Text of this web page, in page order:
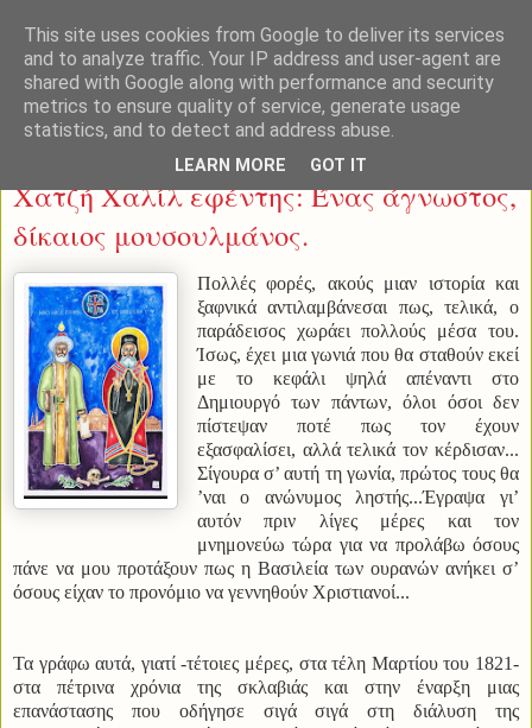
Τετάρτη 31 Μαρτίου 2021
Χατζή Χαλίλ εφέντης: Ένας άγνωστος,
δίκαιος μουσουλμάνος.
Πολλές φορές, ακούς μιαν ιστορία και
ξαφνικά αντιλαμβάνεσαι πως, τελικά, ο
παράδεισος χωράει πολλούς μέσα του.
Ίσως, έχει μια γωνιά που θα σταθούν εκεί
με το κεφάλι ψηλά απέναντι στο
Δημιουργό των πάντων, όλοι όσοι δεν
πίστεψαν ποτέ πως τον έχουν
εξασφαλίσει, αλλά τελικά τον κέρδισαν...
Σίγουρα σ’ αυτή τη γωνία, πρώτος τους θα
’ναι ο ανώνυμος ληστής...Έγραψα γι’
αυτόν πριν λίγες μέρες και τον
μνημονεύω τώρα για να προλάβω όσους
πάνε να μου προτάξουν πως η Βασιλεία των ουρανών ανήκει σ’
όσους είχαν το προνόμιο να γεννηθούν Χριστιανοί...
Τα γράφω αυτά, γιατί -τέτοιες μέρες, στα τέλη Μαρτίου του 1821-
στα πέτρινα χρόνια της σκλαβιάς και στην έναρξη μιας
επανάστασης που οδήγησε σιγά σιγά στη διάλυση της
This site uses cookies from Google to deliver its services
and to analyze traffic. Your IP address and user-agent are
shared with Google along with performance and security
metrics to ensure quality of service, generate usage
statistics, and to detect and address abuse.
LEARN MORE GOT IT